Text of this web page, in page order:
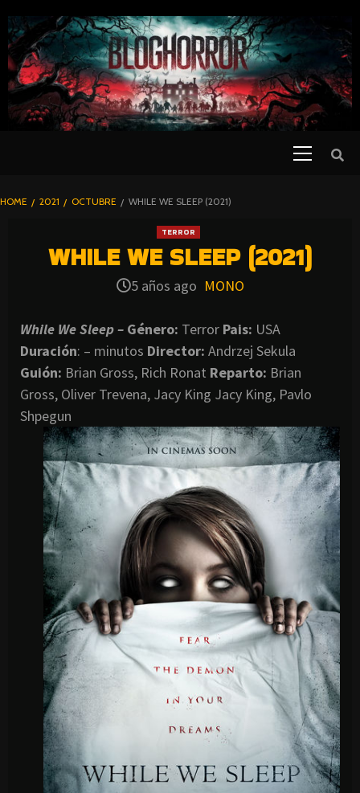
TO
CONTENT
BLOGHORROR
HOME 2021 OCTUBRE WHILE WE SLEEP (2021)
TERROR
WHILE WE SLEEP (2021)
5 años ago MONO
While We Sleep – Género: Terror Pais: USA
Duración: – minutos Director: Andrzej Sekula
Guión: Brian Gross, Rich Ronat Reparto: Brian
Gross, Oliver Trevena, Jacy King Jacy King, Pavlo
Shpegun